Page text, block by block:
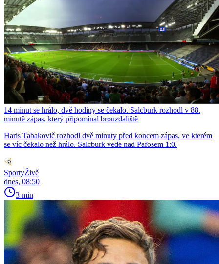
14 minut se hrálo, dvě hodiny se čekalo. Salcburk rozhodl v 88.
minutě zápas, který připomínal brouzdaliště
Haris Tabakovič rozhodl dvě minuty před koncem zápas, ve kterém
se víc čekalo než hrálo. Salcburk vede nad Pafosem 1:0.
SportyŽivě
dnes, 08:50
3 min